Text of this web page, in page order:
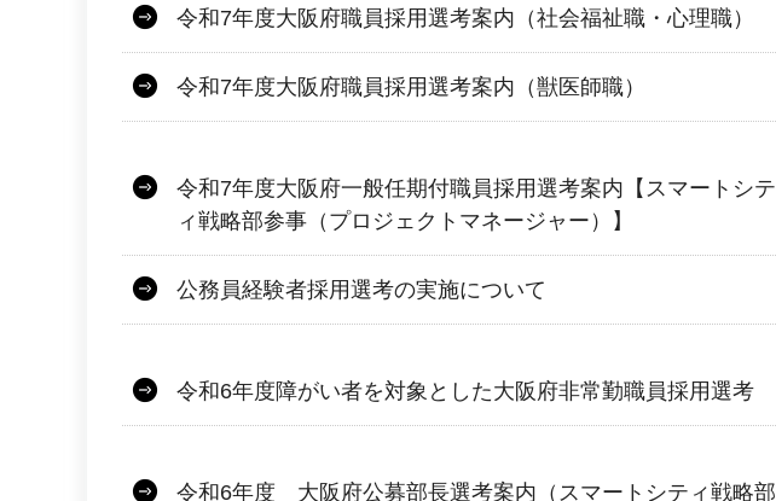
令和7年度大阪府職員採用選考案内（社会福祉職・心理職）
令和7年度大阪府職員採用選考案内（獣医師職）
令和7年度大阪府一般任期付職員採用選考案内【スマートシテ
ィ戦略部参事（プロジェクトマネージャー）】
公務員経験者採用選考の実施について
令和6年度障がい者を対象とした大阪府非常勤職員採用選考
令和6年度 大阪府公募部長選考案内（スマートシティ戦略部